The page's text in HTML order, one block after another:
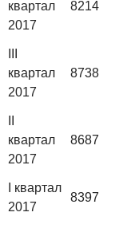
квартал
2017
8214
квартал
2017
8738
квартал
2017
8687
I квартал
2017
8397